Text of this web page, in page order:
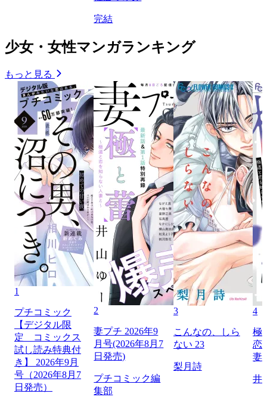
完結
少女・女性マンガランキング
もっと見る
1
プチコミック
【デジタル限
定 コミックス
試し読み特典付
き】 2026年9月
号（2026年8月7
日発売）
2
妻プチ 2026年9
月号(2026年8月7
日発売)
プチコミック編
集部
3
こんなの、しら
ない 23
梨月詩
4
極
恋
妻
井